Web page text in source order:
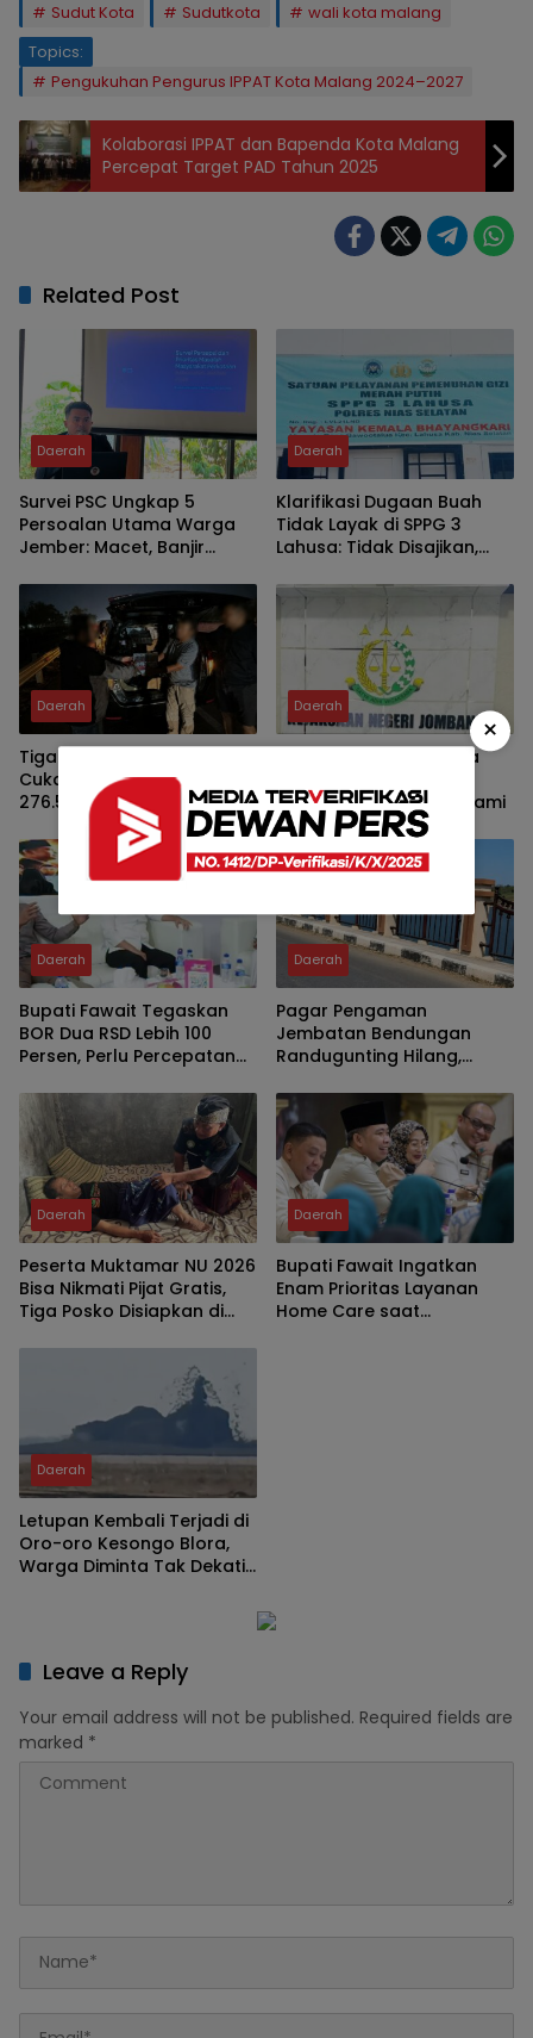
Sudut Kota
Sudutkota
wali kota malang
Topics:
Pengukuhan Pengurus IPPAT Kota Malang 2024–2027
Kolaborasi IPPAT dan Bapenda Kota Malang
Percepat Target PAD Tahun 2025
Related Post
Daerah
Survei PSC Ungkap 5
Persoalan Utama Warga
Jember: Macet, Banjir
Pokok
Daerah
Klarifikasi Dugaan Buah
Tidak Layak di SPPG 3
Lahusa: Tidak Disajikan,
Daerah
Tiga Operasi Digelar, Bea
Cukai Malang Amankan
276.556 Batang Rokok
Daerah
Kejari Jombang Periksa
Hartono, Ini yang Didalami
Daerah
Bupati Fawait Tegaskan
BOR Dua RSD Lebih 100
Persen, Perlu Percepatan
Tidur Pasien
Daerah
Pagar Pengaman
Jembatan Bendungan
Randugunting Hilang,
Membahayakan
Daerah
Peserta Muktamar NU 2026
Bisa Nikmati Pijat Gratis,
Tiga Posko Disiapkan di
Daerah
Bupati Fawait Ingatkan
Enam Prioritas Layanan
Home Care saat
Daerah
Letupan Kembali Terjadi di
Oro-oro Kesongo Blora,
Warga Diminta Tak Dekati
Leave a Reply
Your email address will not be published. Required fields are
marked *
×